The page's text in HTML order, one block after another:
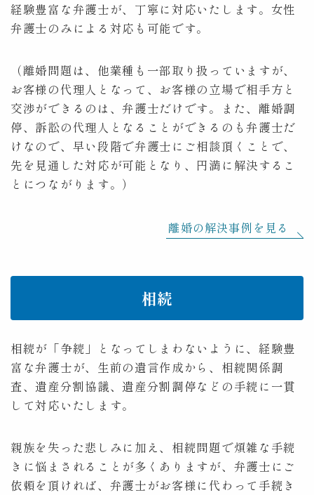
経験豊富な弁護士が、丁寧に対応いたします。女性
弁護士のみによる対応も可能です。
（離婚問題は、他業種も一部取り扱っていますが、
お客様の代理人となって、お客様の立場で相手方と
交渉ができるのは、弁護士だけです。また、離婚調
停、訴訟の代理人となることができるのも弁護士だ
けなので、早い段階で弁護士にご相談頂くことで、
先を見通した対応が可能となり、円満に解決するこ
とにつながります。）
離婚の解決事例を見る
相続
相続が「争続」となってしまわないように、経験豊
富な弁護士が、生前の遺言作成から、相続関係調
査、遺産分割協議、遺産分割調停などの手続に一貫
して対応いたします。
親族を失った悲しみに加え、相続問題で煩雑な手続
きに悩まされることが多くありますが、弁護士にご
依頼を頂ければ、弁護士がお客様に代わって手続き